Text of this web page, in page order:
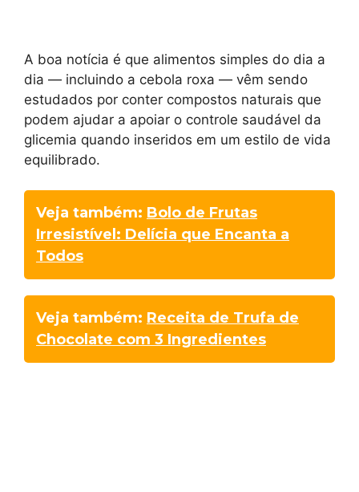
A boa notícia é que alimentos simples do dia a
dia — incluindo a cebola roxa — vêm sendo
estudados por conter compostos naturais que
podem ajudar a apoiar o controle saudável da
glicemia quando inseridos em um estilo de vida
equilibrado.
Veja também: Bolo de Frutas
Irresistível: Delícia que Encanta a
Todos
Veja também: Receita de Trufa de
Chocolate com 3 Ingredientes